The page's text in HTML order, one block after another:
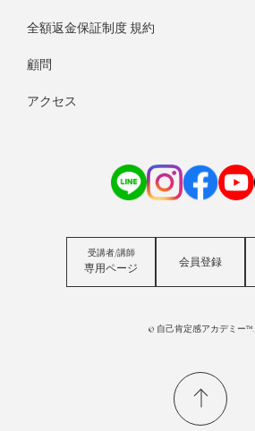
全額返金保証制度 規約
顧問
アクセス
受講者/講師
専用ページ 会員登録
© 自己肯定感アカデミー™.